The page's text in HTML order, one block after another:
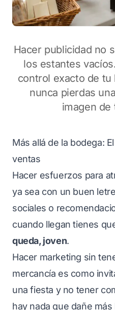
Hacer publicidad no
los estantes
control exacto de tu
nunca pierdas
imagen de
Más allá de la bodega:
ventas
Hacer esfuerzos para
ya sea con un buen
sociales o
cuando llegan tienes
queda, joven.
Hacer marketing sin
mercancía es como
una fiesta y no tener
hay nada que dañe